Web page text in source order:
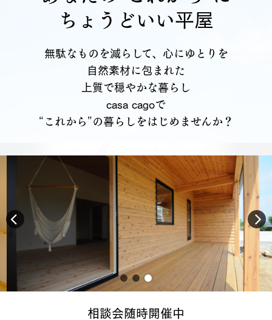
ちょうどいい平屋
無駄なものを減らして、心にゆとりを
自然素材に包まれた
上質で穏やかな暮らし
casa cagoで
“これから”の暮らしをはじめませんか？
相談会随時開催中